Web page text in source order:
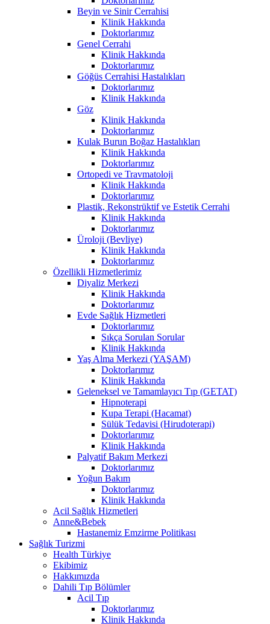
Beyin ve Sinir Cerrahisi
Klinik Hakkında
Doktorlarımız
Genel Cerrahi
Klinik Hakkında
Doktorlarımız
Göğüs Cerrahisi Hastalıkları
Doktorlarımız
Klinik Hakkında
Göz
Klinik Hakkında
Doktorlarımız
Kulak Burun Boğaz Hastalıkları
Klinik Hakkında
Doktorlarımız
Ortopedi ve Travmatoloji
Klinik Hakkında
Doktorlarımız
Plastik, Rekonstrüktif ve Estetik Cerrahi
Klinik Hakkında
Doktorlarımız
Üroloji (Bevliye)
Klinik Hakkında
Doktorlarımız
Özellikli Hizmetlerimiz
Diyaliz Merkezi
Klinik Hakkında
Doktorlarımız
Evde Sağlık Hizmetleri
Doktorlarımız
Sıkça Sorulan Sorular
Klinik Hakkında
Yaş Alma Merkezi (YAŞAM)
Doktorlarımız
Klinik Hakkında
Geleneksel ve Tamamlayıcı Tıp (GETAT)
Hipnoterapi
Kupa Terapi (Hacamat)
Sülük Tedavisi (Hirudoterapi)
Doktorlarımız
Klinik Hakkında
Palyatif Bakım Merkezi
Doktorlarımız
Yoğun Bakım
Doktorlarımız
Klinik Hakkında
Acil Sağlık Hizmetleri
Anne&Bebek
Hastanemiz Emzirme Politikası
Sağlık Turizmi
Health Türkiye
Ekibimiz
Hakkımızda
Dahili Tıp Bölümler
Acil Tıp
Doktorlarımız
Klinik Hakkında